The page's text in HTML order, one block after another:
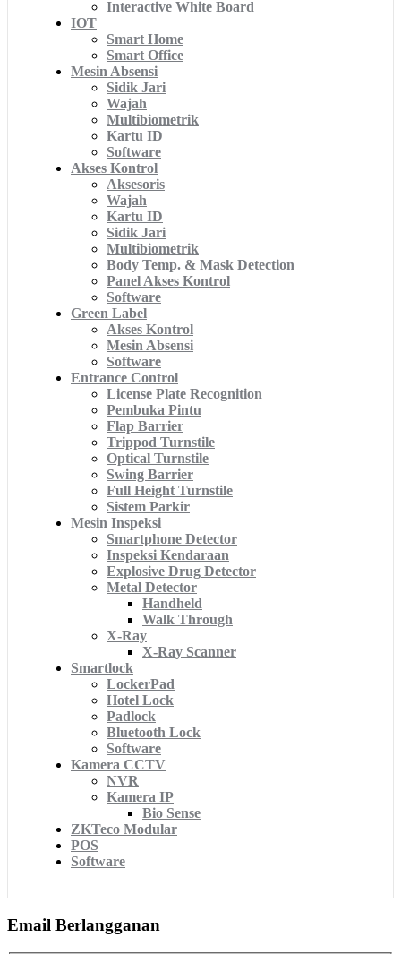
Interactive White Board
IOT
Smart Home
Smart Office
Mesin Absensi
Sidik Jari
Wajah
Multibiometrik
Kartu ID
Software
Akses Kontrol
Aksesoris
Wajah
Kartu ID
Sidik Jari
Multibiometrik
Body Temp. & Mask Detection
Panel Akses Kontrol
Software
Green Label
Akses Kontrol
Mesin Absensi
Software
Entrance Control
License Plate Recognition
Pembuka Pintu
Flap Barrier
Trippod Turnstile
Optical Turnstile
Swing Barrier
Full Height Turnstile
Sistem Parkir
Mesin Inspeksi
Smartphone Detector
Inspeksi Kendaraan
Explosive Drug Detector
Metal Detector
Handheld
Walk Through
X-Ray
X-Ray Scanner
Smartlock
LockerPad
Hotel Lock
Padlock
Bluetooth Lock
Software
Kamera CCTV
NVR
Kamera IP
Bio Sense
ZKTeco Modular
POS
Software
Email Berlangganan